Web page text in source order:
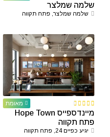
שלמה שמלצר
שלמה שמלצר, פתח תקווה
מאומת
מיינדספייס Hope Town
פתח תקווה
יגיע כפיים 24, פתח תקווה